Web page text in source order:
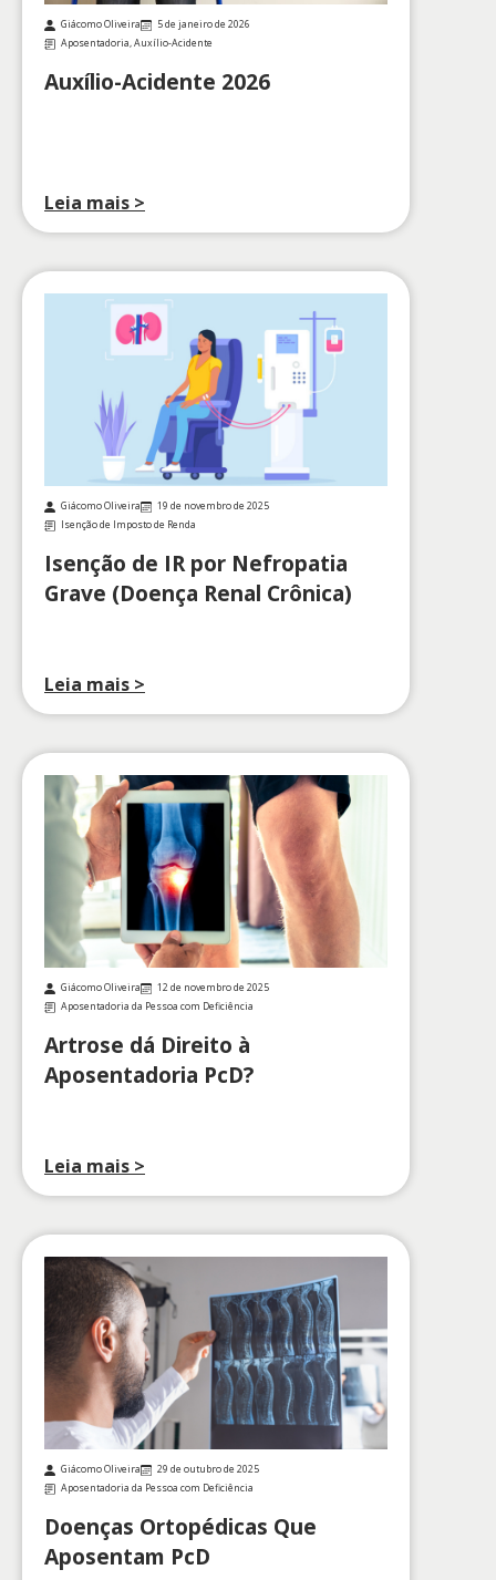
Giácomo Oliveira
5 de janeiro de 2026
Aposentadoria,Auxílio-Acidente
Auxílio-Acidente 2026
Leia mais >
Giácomo Oliveira
19 de novembro de 2025
Isenção de Imposto de Renda
Isenção de IR por Nefropatia
Grave (Doença Renal Crônica)
Leia mais >
Giácomo Oliveira
12 de novembro de 2025
Aposentadoria da Pessoa com Deficiência
Artrose dá Direito à
Aposentadoria PcD?
Leia mais >
Giácomo Oliveira
29 de outubro de 2025
Aposentadoria da Pessoa com Deficiência
Doenças Ortopédicas Que
Aposentam PcD